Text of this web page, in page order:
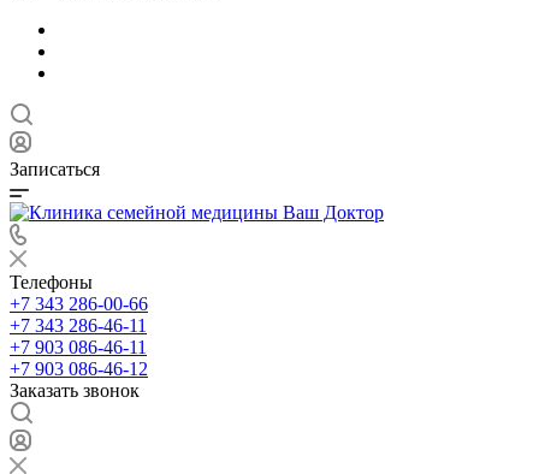
Записаться
Телефоны
+7 343 286-00-66
+7 343 286-46-11
+7 903 086-46-11
+7 903 086-46-12
Заказать звонок